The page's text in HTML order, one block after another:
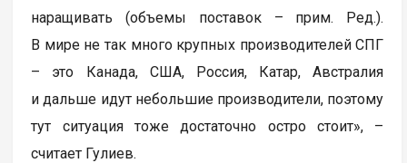
наращивать (объемы поставок – прим. Ред.).
В мире не так много крупных производителей СПГ
– это Канада, США, Россия, Катар, Австралия
и дальше идут небольшие производители, поэтому
тут ситуация тоже достаточно остро стоит», –
считает Гулиев.